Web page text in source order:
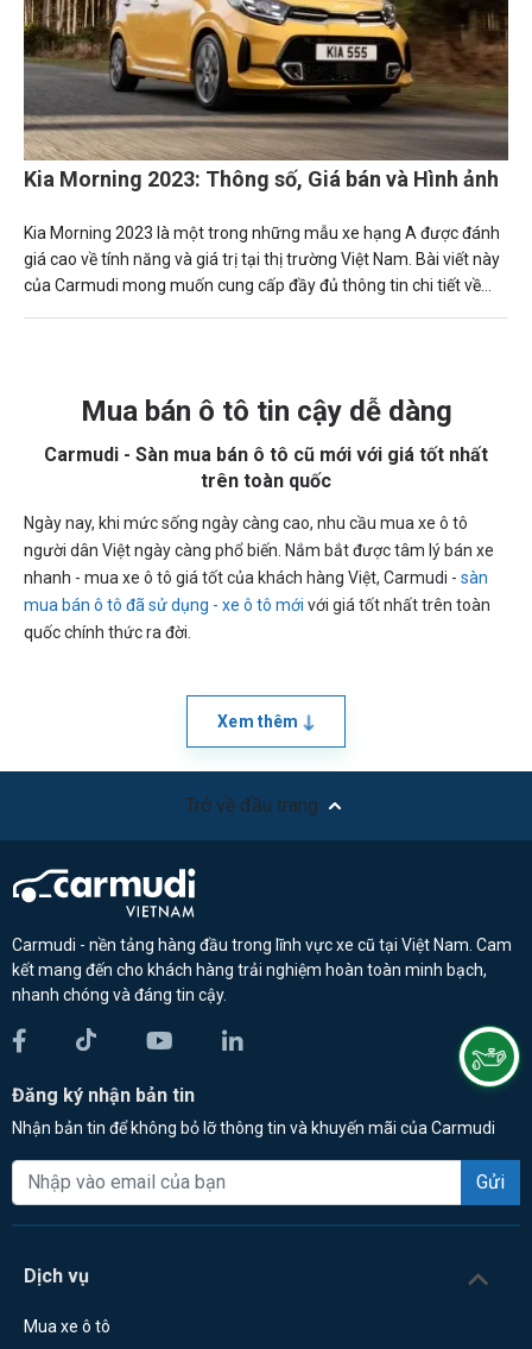
Kia Morning 2023: Thông số, Giá bán và Hình ảnh
Kia Morning 2023 là một trong những mẫu xe hạng A được đánh
giá cao về tính năng và giá trị tại thị trường Việt Nam. Bài viết này
của Carmudi mong muốn cung cấp đầy đủ thông tin chi tiết về
Mua bán ô tô tin cậy dễ dàng
Carmudi - Sàn mua bán ô tô cũ mới với giá tốt nhất
trên toàn quốc
Ngày nay, khi mức sống ngày càng cao, nhu cầu mua xe ô tô
người dân Việt ngày càng phổ biến. Nắm bắt được tâm lý bán xe
nhanh - mua xe ô tô giá tốt của khách hàng Việt, Carmudi - sàn
mua bán ô tô đã sử dụng - xe ô tô mới với giá tốt nhất trên toàn
quốc chính thức ra đời.
Xem thêm
Trở về đầu trang
Carmudi - nền tảng hàng đầu trong lĩnh vực xe cũ tại Việt Nam. Cam
kết mang đến cho khách hàng trải nghiệm hoàn toàn minh bạch,
nhanh chóng và đáng tin cậy.
Đăng ký nhận bản tin
Nhận bản tin để không bỏ lỡ thông tin và khuyến mãi của Carmudi
Gửi
Dịch vụ
Mua xe ô tô